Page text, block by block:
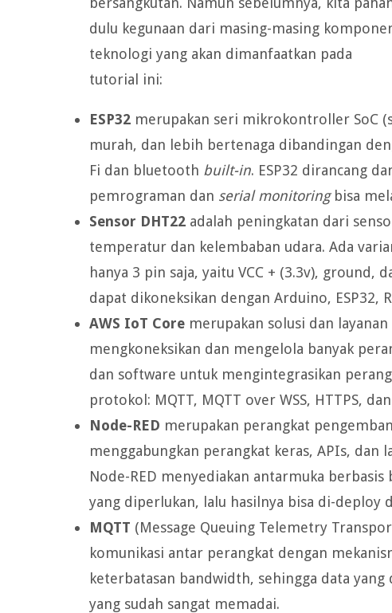
dulu kegunaan dari masing-masing
teknologi yang akan dimanfaatkan pada
tutorial ini:
ESP32merupakan seri mikrokontroller SoC
murah, dan lebih bertenaga dibandingan
Fi dan bluetooth built-in. ESP32 dirancang
pemrograman dan serial monitoringbisa
Sensor DHT22adalah peningkatan dari
temperatur dan kelembaban udara. Ada
hanya 3 pin saja, yaitu VCC + (3.3v), ground,
dapat dikoneksikan dengan Arduino, ESP32,
AWS IoT Coremerupakan solusi dan layanan
mengkoneksikan dan mengelola banyak
dan software untuk mengintegrasikan
protokol: MQTT, MQTT over WSS, HTTPS, dan
Node-RED merupakan perangkat
menggabungkan perangkat keras, APIs,
Node-RED menyediakan antarmuka
yang diperlukan, lalu hasilnya bisa di-deploy
MQTT (Message Queuing Telemetry
komunikasi antar perangkat dengan
keterbatasan bandwidth, sehingga data
yang sudah sangat memadai.